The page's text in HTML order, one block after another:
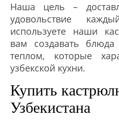
Наша цель –
удовольствие
используете наши
вам создавать
теплом, которые
узбекской кухни.
Купить
Узбекистана